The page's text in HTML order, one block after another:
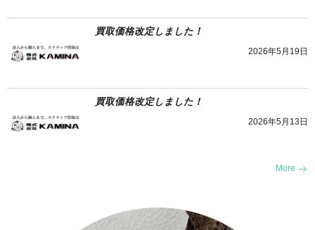
買取価格改定しました！
2026年5月19日
買取価格改定しました！
2026年5月13日
More